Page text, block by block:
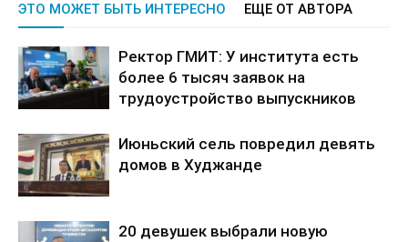
ЭТО МОЖЕТ БЫТЬ ИНТЕРЕСНО ЕЩЕ ОТ АВТОРА
Ректор ГМИТ: У института есть
более 6 тысяч заявок на
трудоустройство выпускников
Июньский сель повредил девять
домов в Худжанде
20 девушек выбрали новую